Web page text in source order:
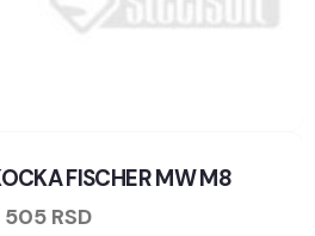
FISCHER MW M8
505 RSD